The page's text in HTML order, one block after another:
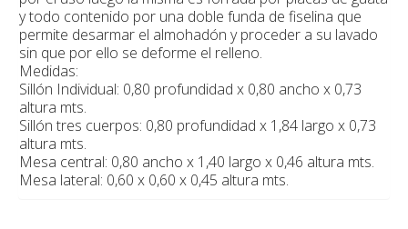
y todo contenido por una doble funda de fiselina que
permite desarmar el almohadón y proceder a su lavado
sin que por ello se deforme el relleno.
Medidas:
Sillón Individual: 0,80 profundidad x 0,80 ancho x 0,73
altura mts.
Sillón tres cuerpos: 0,80 profundidad x 1,84 largo x 0,73
altura mts.
Mesa central: 0,80 ancho x 1,40 largo x 0,46 altura mts.
Mesa lateral: 0,60 x 0,60 x 0,45 altura mts.